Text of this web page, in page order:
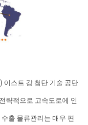
이스트 강 첨단 기술 공단
략적으로 고속도로에 인
출 물류관리는 매우 편